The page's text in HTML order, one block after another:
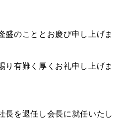
のこととお慶び申し上げま
り有難く厚くお礼申し上げま
を退任し会長に就任いたし